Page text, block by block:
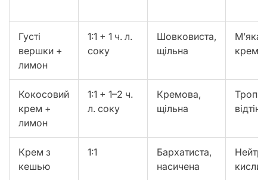
Густі
вершки +
лимон
1:1 + 1 ч. л.
соку
Шовковиста,
щільна
М’яка
Кокосовий
крем +
лимон
1:1 + 1–2 ч.
л. соку
Кремова,
щільна
Крем з
кешью
1:1
Бархатиста,
насичена